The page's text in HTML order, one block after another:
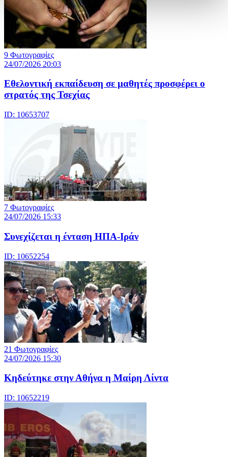
9 Φωτογραφίες
24/07/2026 20:03
Eθελοντική εκπαίδευση σε μαθητές προσφέρει ο
στρατός της Τσεχίας
ID: 10653707
7 Φωτογραφίες
24/07/2026 15:33
Συνεχίζεται η ένταση ΗΠΑ-Ιράν
ID: 10652254
21 Φωτογραφίες
24/07/2026 15:30
Κηδεύτηκε στην Αθήνα η Μαίρη Λίντα
ID: 10652219